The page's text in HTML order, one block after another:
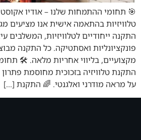
🎯 תחומי ההתמחות שלנו – אודיו
טלוויזיות בהתאמה אישית אנו מציעים
התקנה ייחודיים לטלוויזיות, המשלבים
פונקציונליות ואסתטיקה. כל התקנה
מקצועיים, בליווי אחריות מלאה. 🛠️
התקנת טלוויזיה בזכוכית מחוסמת
על מראה מודרני ואלגנטי. 🌈 התקנת […]